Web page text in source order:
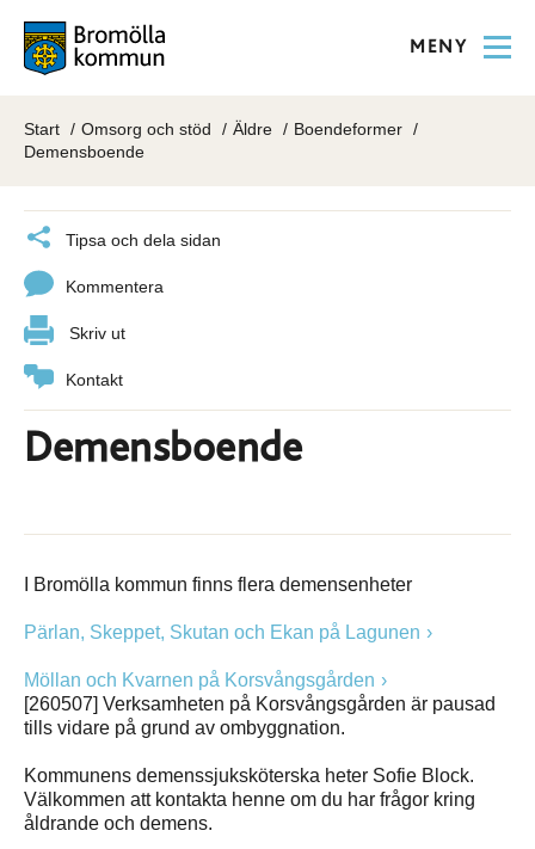
MENY
Start Omsorg och stöd Äldre
Boendeformer
Demensboende
Tipsa och dela sidan
Kommentera
Skriv ut
Kontakt
Demensboende
I Bromölla kommun finns flera demensenheter
Pärlan, Skeppet, Skutan och Ekan på Lagunen
Möllan och Kvarnen på Korsvångsgården
[260507] Verksamheten på Korsvångsgården är pausad
tills vidare på grund av ombyggnation.
Kommunens demenssjuksköterska heter Sofie Block.
Välkommen att kontakta henne om du har frågor kring
åldrande och demens.